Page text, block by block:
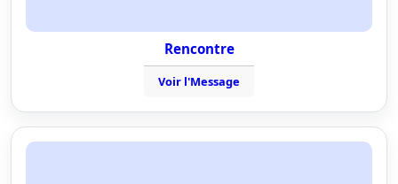
Rencontre
Voir l'Message